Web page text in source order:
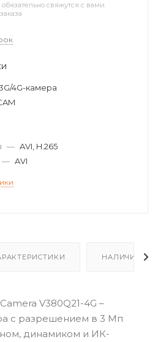
свяжутся с вами
4G-камера
— AVI, H.265
— AVI
НАЛИЧИЕ
V380Q21-4G –
с разрешением в 3 Мп
динамиком и ИК-